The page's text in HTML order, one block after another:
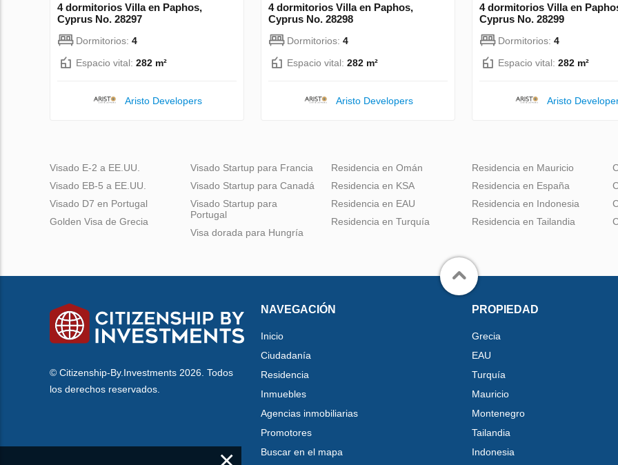
4 dormitorios Villa en Paphos,
Cyprus No. 28297
Dormitorios: 4
Espacio vital: 282 m²
Aristo Developers
4 dormitorios Villa en Paphos,
Cyprus No. 28298
Dormitorios: 4
Espacio vital: 282 m²
Aristo Developers
4 dormitorios Villa en
Cyprus No. 28299
Dormitorios: 4
Espacio vital: 282 m²
Aristo
Visado E-2 a EE.UU.
Visado EB-5 a EE.UU.
Visado D7 en Portugal
Golden Visa de Grecia
Visado Startup para Francia
Visado Startup para Canadá
Visado Startup para
Portugal
Visa dorada para Hungría
Residencia en Omán
Residencia en KSA
Residencia en EAU
Residencia en Turquía
Residencia en Mauricio
Residencia en España
Residencia en Indonesia
Residencia en Tailandia
© Citizenship-By.Investments 2026. Todos
los derechos reservados.
NAVEGACIÓN
Inicio
Ciudadanía
Residencia
Inmuebles
Agencias inmobiliarias
Promotores
Buscar en el mapa
PROPIEDAD
Grecia
EAU
Turquía
Mauricio
Montenegro
Tailandia
Indonesia